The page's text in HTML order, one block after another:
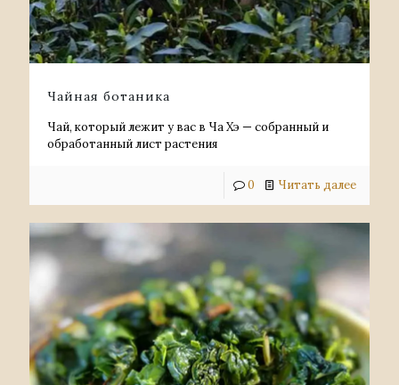
Чайная ботаника
Чай, который лежит у вас в Ча Хэ — собранный и
обработанный лист растения
0 Читать далее